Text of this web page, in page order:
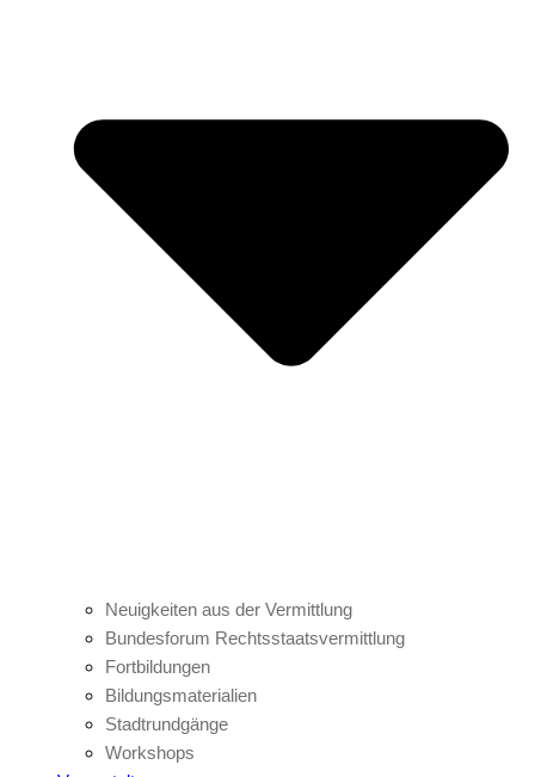
Neuigkeiten aus der Vermittlung
Bundesforum Rechtsstaatsvermittlung
Fortbildungen
Bildungsmaterialien
Stadtrundgänge
Workshops